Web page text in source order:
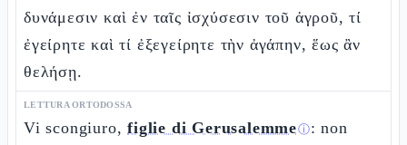
δυνάμεσιν καὶ ἐν ταῖς ἰσχύσεσιν τοῦ ἀγροῦ, τί
ἐγείρητε καὶ τί ἐξεγείρητε τὴν ἀγάπην, ἕως ἂν
θελήσῃ.
LETTURA ORTODOSSA
Vi scongiuro,figlie di Gerusalemmeⓘ: non